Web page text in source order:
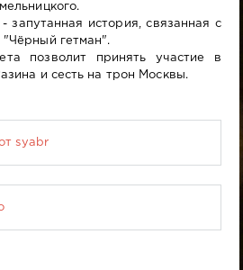
запутанная история, связанная с
"Чёрный гетман".
позволит принять участие в
и сесть на трон Москвы.
syabr